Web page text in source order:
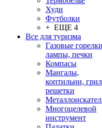
Худи
Футболки
+ ЕЩЕ 4
Все для туризма
Газовые
лампы, печки
Компасы
Мангалы,
коптильни,
решетки
Многоцелевой
инструмент